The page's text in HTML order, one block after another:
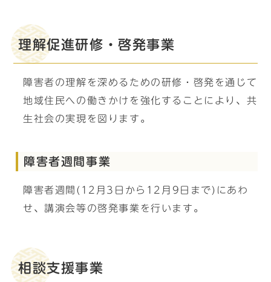
理解促進研修・啓発事業
障害者の理解を深めるための研修・啓発を通じて
地域住民への働きかけを強化することにより、共
生社会の実現を図ります。
障害者週間事業
障害者週間(12月3日から12月9日まで)にあわ
せ、講演会等の啓発事業を行います。
相談支援事業